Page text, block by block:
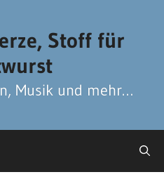
Stoff für
Musik und mehr…